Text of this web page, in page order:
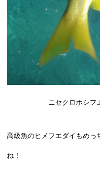
ニセクロホシフ
高級魚のヒメフエダイもめ
ね！